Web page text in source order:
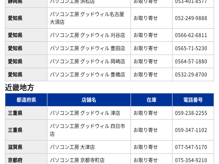
愛知県
パソコン工房 グッドウィル名古屋
大須店
お取り寄せ 052-249-9888
愛知県 パソコン工房 グッドウィル 刈谷店 お取り寄せ
0566-62-6811
愛知県
パソコン工房 グッドウィル 豊田店 お取り寄せ
0565-71-5230
愛知県
パソコン工房 グッドウィル 岡崎店 お取り寄せ
0564-57-1880
愛知県
パソコン工房 グッドウィル 豊橋店 お取り寄せ 0532-29-8700
近畿地方
都道府県 店舗名 在庫
電話番号
三重県
パソコン工房 グッドウィル 津店 お取り寄せ 059-238-2255
三重県
パソコン工房 グッドウィル 四日市
店
お取り寄せ 059-347-1102
滋賀県 パソコン工房 大津店 お取り寄せ
077-547-5170
京都府
パソコン工房 京都寺町店 お取り寄せ
075-354-9210